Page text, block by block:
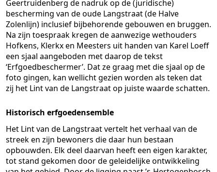
Geertruidenberg de nadruk op de (juridische)
bescherming van de oude Langstraat (de Halve
Zolenlijn) inclusief bijbehorende gebouwen en bruggen.
Na zijn toespraak kregen de aanwezige wethouders
Hofkens, Klerkx en Meesters uit handen van Karel Loeff
een sjaal aangeboden met daarop de tekst
‘Erfgoedbeschermer’. Dat ze graag met die sjaal op de
foto gingen, kan wellicht gezien worden als teken dat
zij het Lint van de Langstraat op juiste waarde schatten.
Historisch erfgoedensemble
Het Lint van de Langstraat vertelt het verhaal van de
streek en zijn bewoners die daar hun bestaan
opbouwden. Elk deel daarvan heeft een eigen karakter,
tot stand gekomen door de geleidelijke ontwikkeling